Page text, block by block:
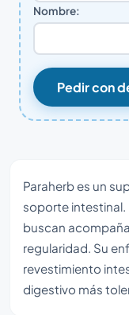
States
Nombre:
Pedir con
Paraherb es un
soporte intestinal.
buscan
regularidad. Su
revestimiento
digestivo más